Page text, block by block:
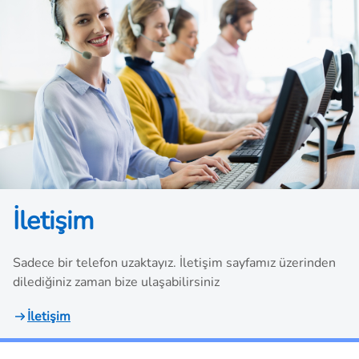
Tam da bu noktadakonteyner taşımacılığı nedir
şeklinde sorular sorulmaya devam etmektedir.
İletişim
Sadece bir telefon uzaktayız. İletişim sayfamız üzerinden
dilediğiniz zaman bize ulaşabilirsiniz
İletişim